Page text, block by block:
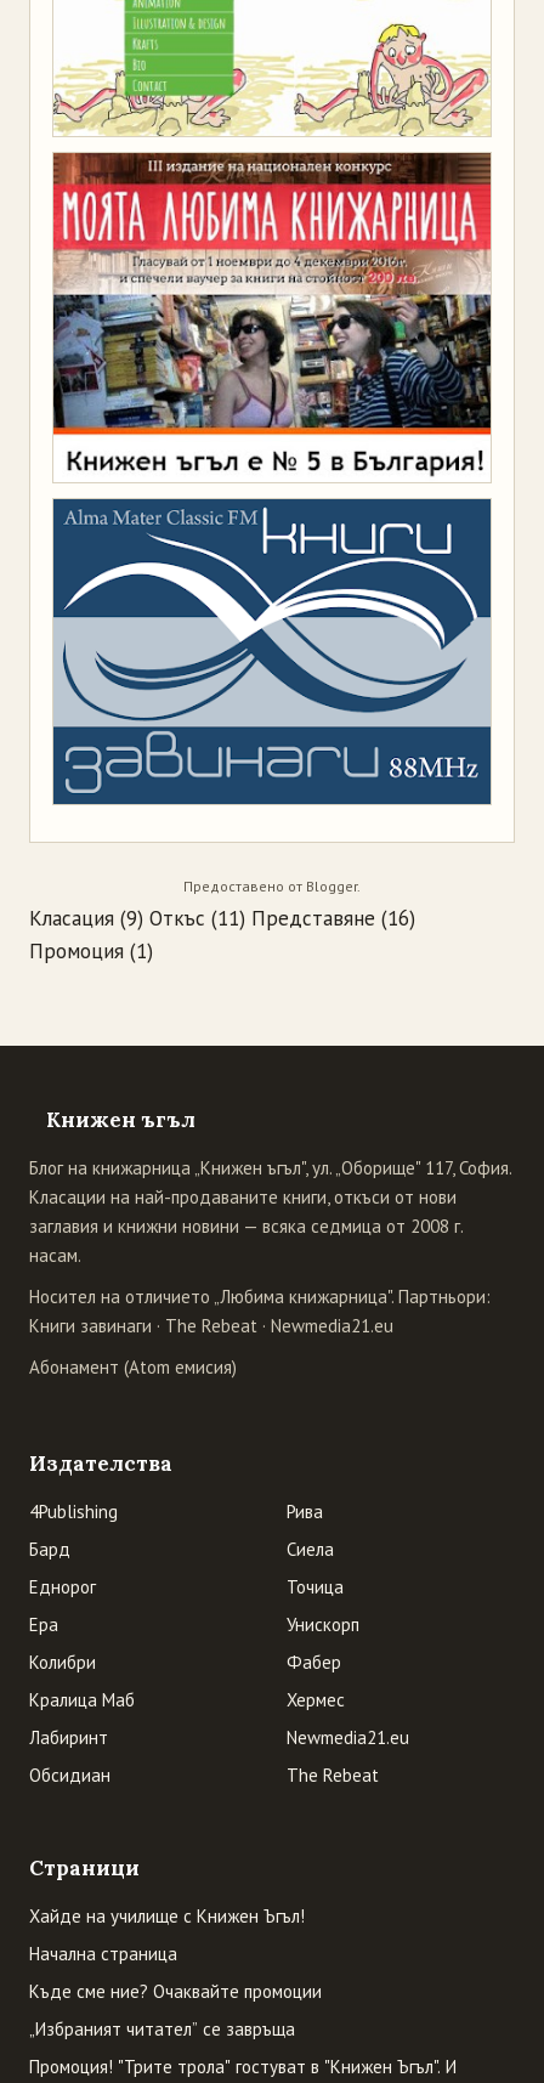
Предоставено от Blogger.
Класация (9) Откъс (11) Представяне (16)
Промоция (1)
Книжен ъгъл
Блог на книжарница „Книжен ъгъл", ул. „Оборище" 117, София.
Класации на най-продаваните книги, откъси от нови
заглавия и книжни новини — всяка седмица от 2008 г.
насам.
Носител на отличието „Любима книжарница". Партньори:
Книги завинаги · The Rebeat · Newmedia21.eu
Абонамент (Atom емисия)
Издателства
4Publishing
Бард
Еднорог
Ера
Колибри
Кралица Маб
Лабиринт
Обсидиан
Рива
Сиела
Точица
Унискорп
Фабер
Хермес
Newmedia21.eu
The Rebeat
Страници
Хайде на училище с Книжен Ъгъл!
Начална страница
Къде сме ние? Очаквайте промоции
„Избраният читател” се завръща
Промоция! "Трите трола" гостуват в "Книжен Ъгъл". И